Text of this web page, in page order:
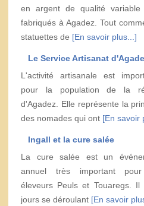
en argent de qualité variable
fabriqués à Agadez. Tout
statuettes de [En savoir plus...]
Le Service Artisanat
L'activité artisanale est
pour la population de la
d'Agadez. Elle représente la
des nomades qui ont [En savoir
Ingall et la cure salée
La cure salée est un
annuel très important
éleveurs Peuls et Touaregs.
jours se déroulant [En savoir